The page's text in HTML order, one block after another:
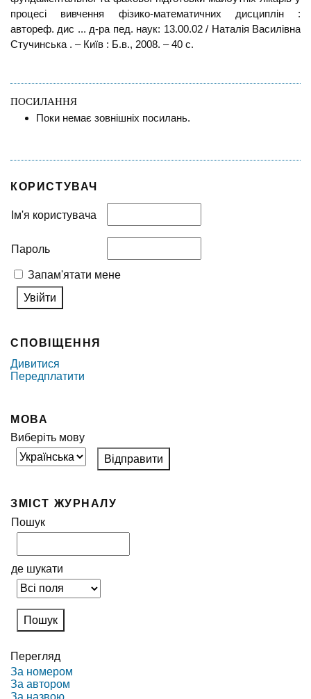
КОРИСТУВАЧ
Ім'я користувача
Пароль
Запам'ятати мене
СПОВІЩЕННЯ
Дивитися
Передплатити
МОВА
Виберіть мову
ЗМІСТ ЖУРНАЛУ
Пошук
де шукати
Перегляд
За номером
За автором
процесі вивчення фізико-математичних дисциплін :
автореф. дис ... д-ра пед. наук: 13.00.02 / Наталія Василівна
Стучинська . – Київ : Б.в., 2008. – 40 с.
ПОСИЛАННЯ
Поки немає зовнішніх посилань.